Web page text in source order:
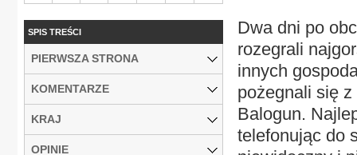
Dwa dni po
rozegrali
innych
pożegnali się z
Balogun.
telefonując do
SPIS TREŚCI
PIERWSZA STRONA
KOMENTARZE
KRAJ
OPINIE